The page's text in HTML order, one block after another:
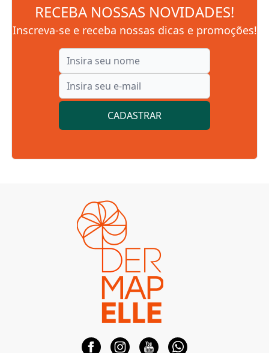
RECEBA NOSSAS NOVIDADES!
Inscreva-se e receba nossas dicas e promoções!
CADASTRAR